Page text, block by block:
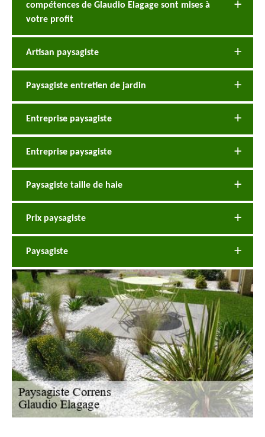
compétences de Glaudio Elagage sont mises à
votre profit
Artisan paysagiste
Paysagiste entretien de jardin
Entreprise paysagiste
Entreprise paysagiste
Paysagiste taille de haie
Prix paysagiste
Paysagiste